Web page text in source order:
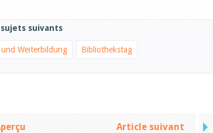
sujets suivants
Weiterbildung Bibliothekstag
Article suivant